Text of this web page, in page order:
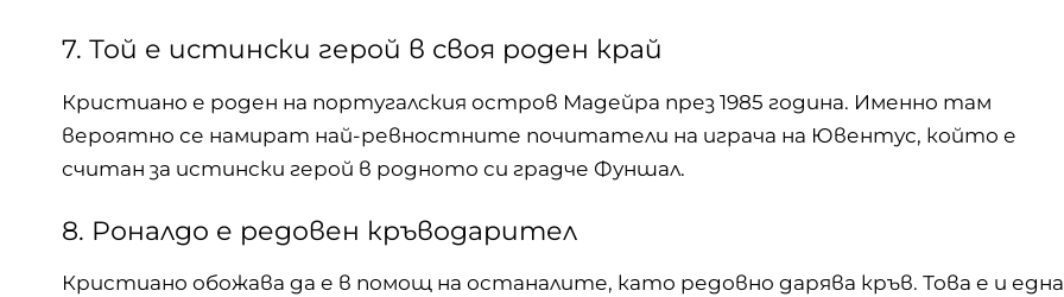
7. Той е истински герой в своя роден край
Кристиано е роден на португалския остров Мадейра през 1985 година. Именно там
вероятно се намират най-ревностните почитатели на играча на Ювентус, който е
считан за истински герой в родното си градче Фуншал.
8. Роналдо е редовен кръводарител
Кристиано обожава да е в помощ на останалите, като редовно дарява кръв. Това е и една